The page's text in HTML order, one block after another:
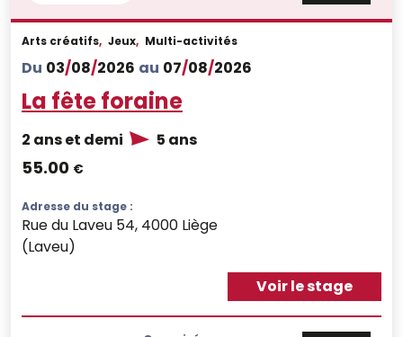
Arts créatifs, Jeux, Multi-activités
Du 03/08/2026 au 07/08/2026
La fête foraine
2 ans et demi 5 ans
55.00 €
Adresse du stage :
Rue du Laveu 54, 4000 Liège
(Laveu)
Voir le stage